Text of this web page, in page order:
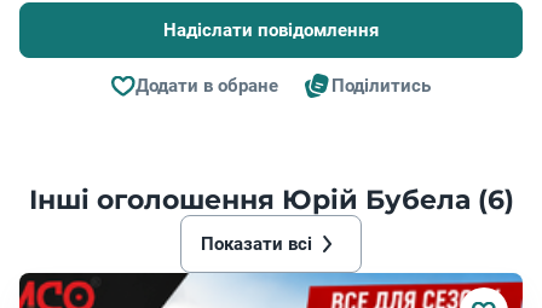
Надіслати повідомлення
Додати в обране Поділитись
Інші оголошення Юрій Бубела (6)
Показати всі